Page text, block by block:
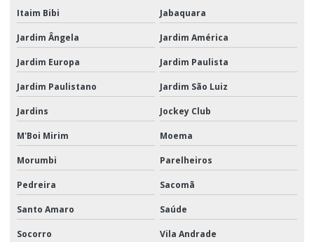
Transporte aéreo de carga empresas
Transporte aéreo de carga sp
Transporte aéreo logística
Transporte aéreo de mercadorias
Transporte aéreo nacional
Transporte aéreo e terrestre
Transporte aéreo valor
Itaim Bibi Jabaquara
Jardim Ângela Jardim América
Jardim Europa Jardim Paulista
Jardim Paulistano Jardim São Luiz
Jardins Jockey Club
M'Boi Mirim Moema
Morumbi Parelheiros
Pedreira Sacomã
Santo Amaro Saúde
Socorro Vila Andrade